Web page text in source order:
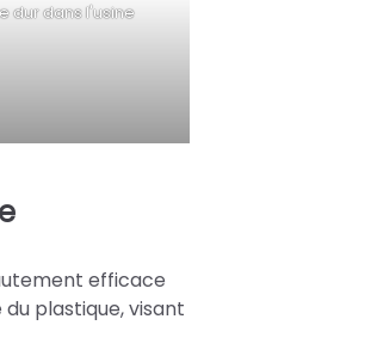
dur dans l'usine
efficace
plastique, visant